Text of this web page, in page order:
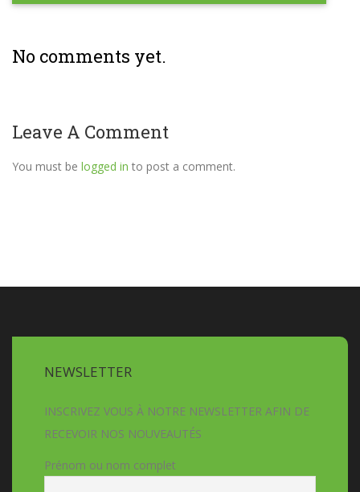
No comments yet.
Leave A Comment
You must be logged in to post a comment.
NEWSLETTER
INSCRIVEZ VOUS À NOTRE NEWSLETTER AFIN DE
RECEVOIR NOS NOUVEAUTÉS
Prénom ou nom complet